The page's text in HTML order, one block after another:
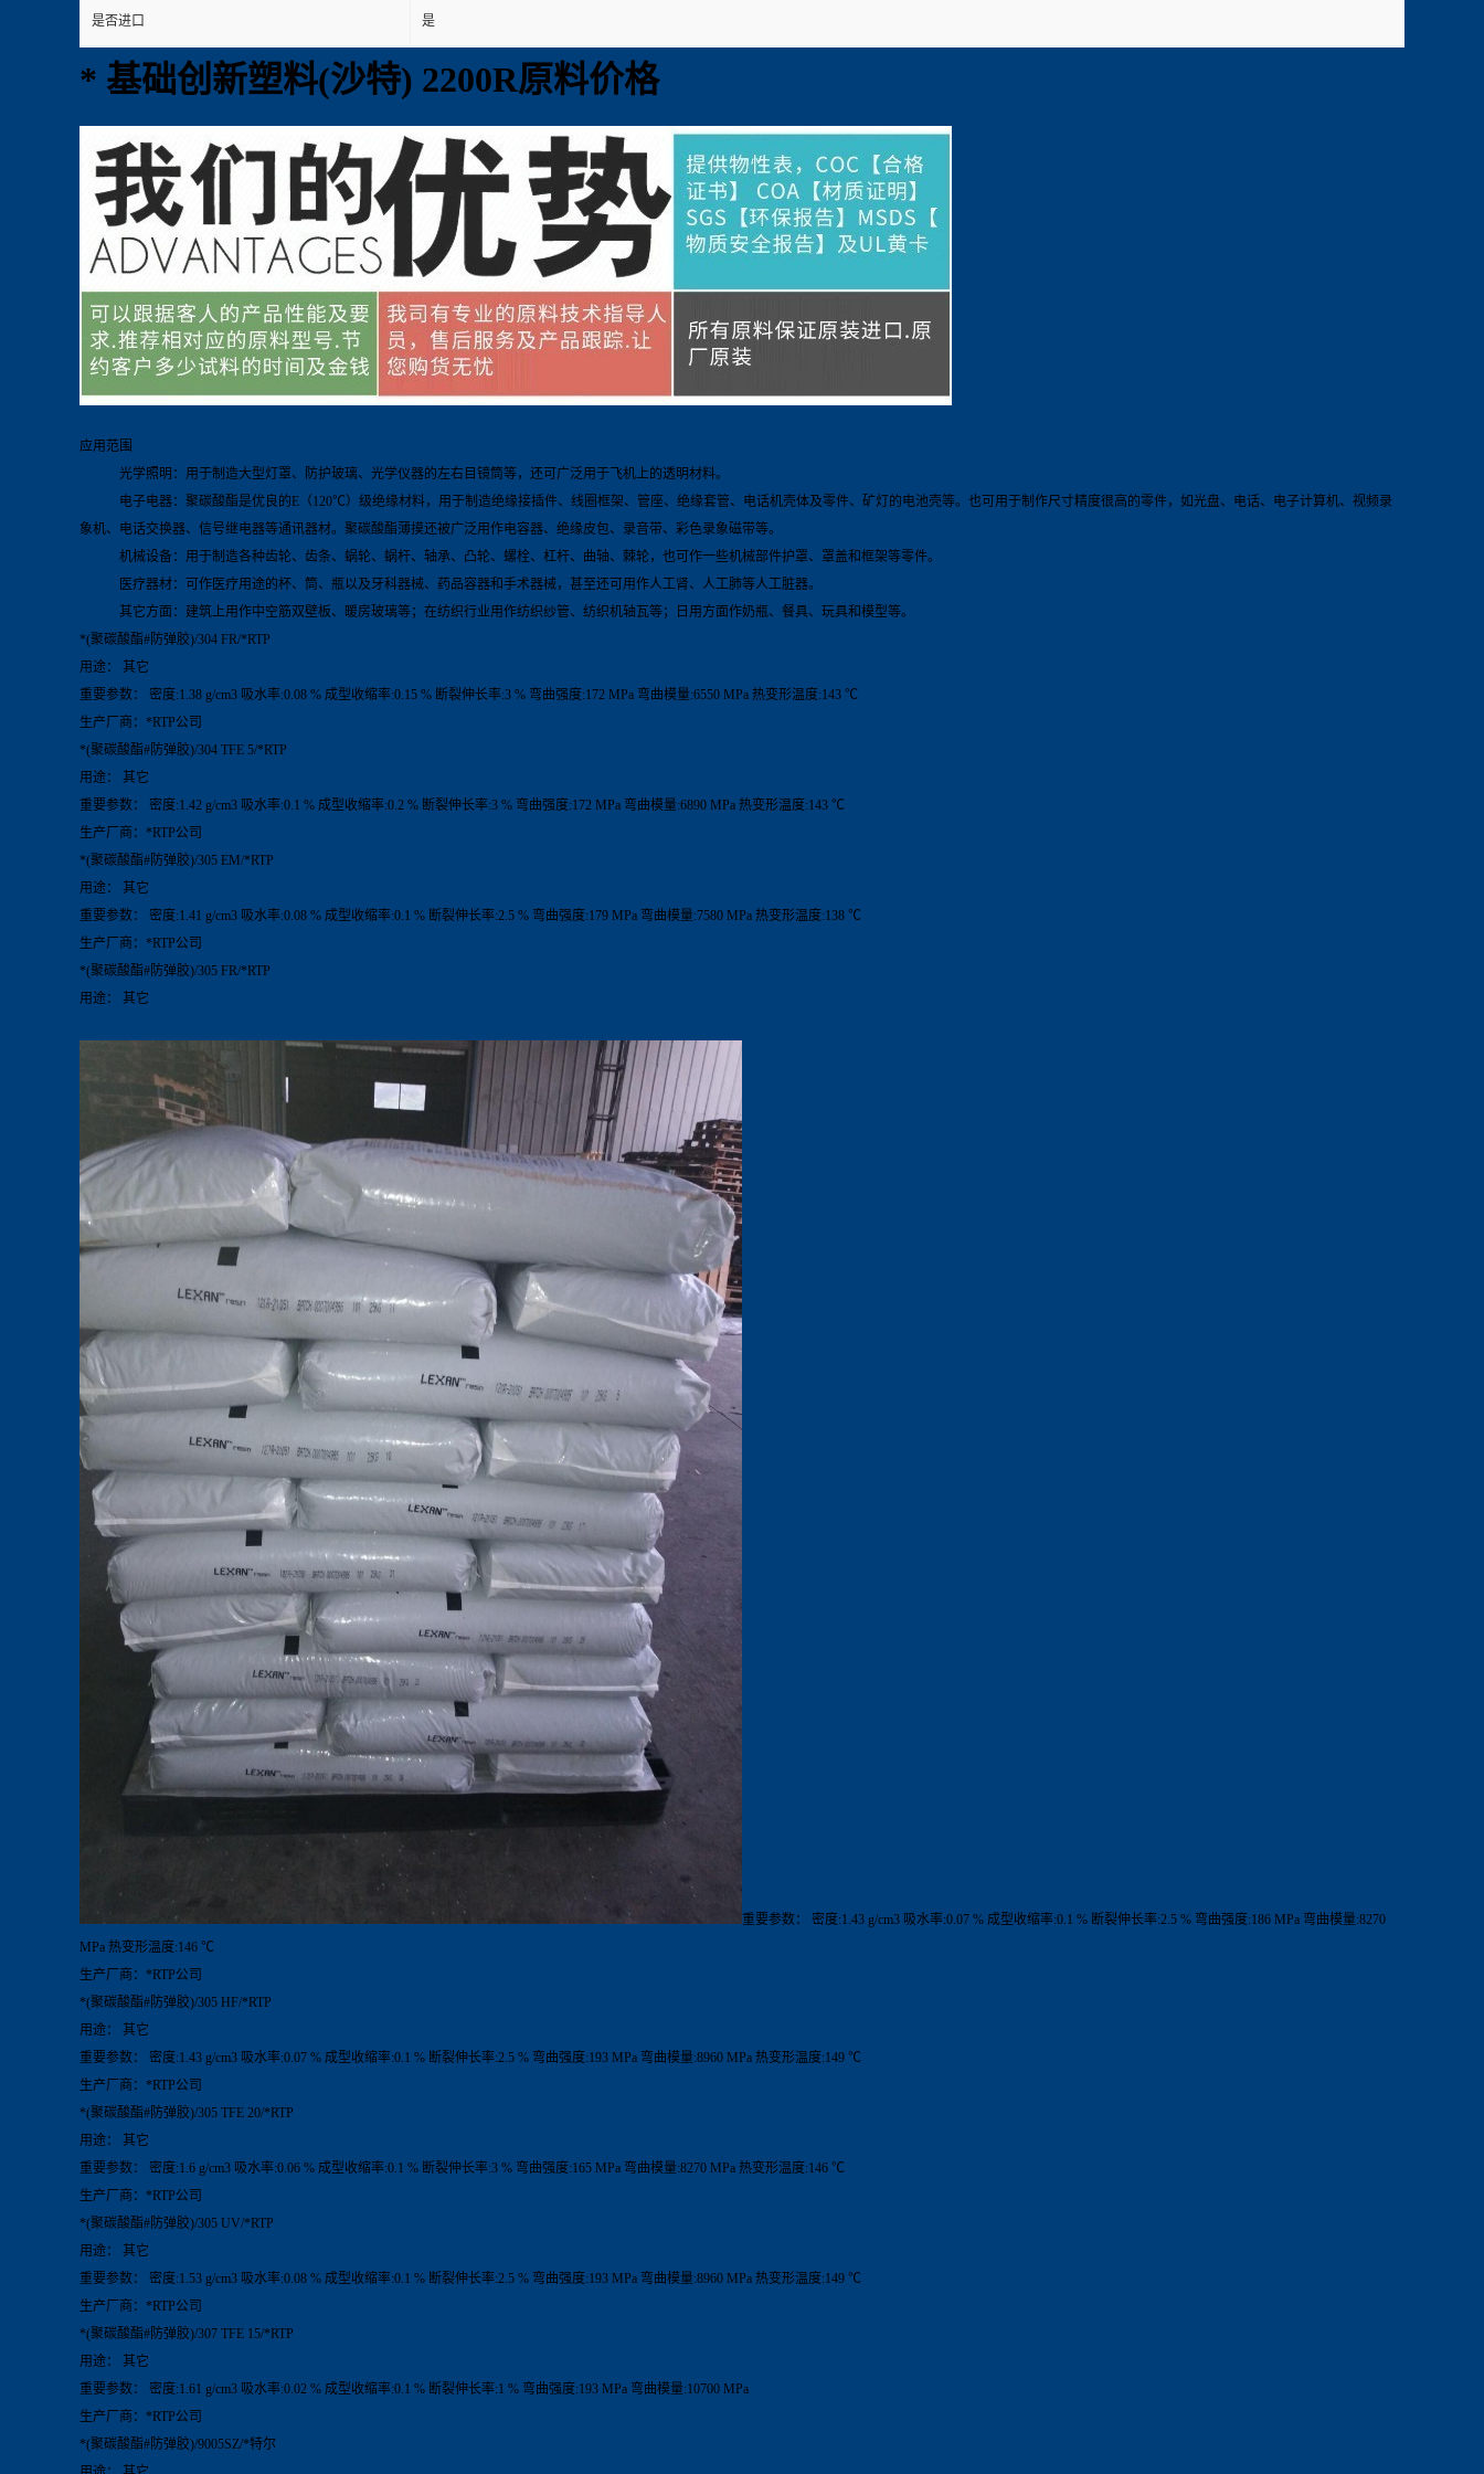
是否进口 是
* 基础创新塑料(沙特) 2200R原料价格
应用范围
光学照明：用于制造大型灯罩、防护玻璃、光学仪器的左右目镜筒等，还可广泛用于飞机上的透明材料。
电子电器：聚碳酸酯是优良的E（120℃）级绝缘材料，用于制造绝缘接插件、线圈框架、管座、绝缘套管、电话机壳体及零件、矿灯的电池壳等。也可用于制作尺寸精度很高的零件，如光盘、电话、电子计算机、视频录
象机、电话交换器、信号继电器等通讯器材。聚碳酸酯薄摸还被广泛用作电容器、绝缘皮包、录音带、彩色录象磁带等。
机械设备：用于制造各种齿轮、齿条、蜗轮、蜗杆、轴承、凸轮、螺栓、杠杆、曲轴、棘轮，也可作一些机械部件护罩、罩盖和框架等零件。
医疗器材：可作医疗用途的杯、筒、瓶以及牙科器械、药品容器和手术器械，甚至还可用作人工肾、人工肺等人工脏器。
其它方面：建筑上用作中空筋双壁板、暖房玻璃等；在纺织行业用作纺织纱管、纺织机轴瓦等；日用方面作奶瓶、餐具、玩具和模型等。
*(聚碳酸酯#防弹胶)/304 FR/*RTP
用途： 其它
重要参数： 密度:1.38 g/cm3 吸水率:0.08 % 成型收缩率:0.15 % 断裂伸长率:3 % 弯曲强度:172 MPa 弯曲模量:6550 MPa 热变形温度:143 ℃
生产厂商：*RTP公司
*(聚碳酸酯#防弹胶)/304 TFE 5/*RTP
用途： 其它
重要参数： 密度:1.42 g/cm3 吸水率:0.1 % 成型收缩率:0.2 % 断裂伸长率:3 % 弯曲强度:172 MPa 弯曲模量:6890 MPa 热变形温度:143 ℃
生产厂商：*RTP公司
*(聚碳酸酯#防弹胶)/305 EM/*RTP
用途： 其它
重要参数： 密度:1.41 g/cm3 吸水率:0.08 % 成型收缩率:0.1 % 断裂伸长率:2.5 % 弯曲强度:179 MPa 弯曲模量:7580 MPa 热变形温度:138 ℃
生产厂商：*RTP公司
*(聚碳酸酯#防弹胶)/305 FR/*RTP
用途： 其它
重要参数： 密度:1.43 g/cm3 吸水率:0.07 % 成型收缩率:0.1 % 断裂伸长率:2.5 % 弯曲强度:186 MPa 弯曲模量:8270
MPa 热变形温度:146 ℃
生产厂商：*RTP公司
*(聚碳酸酯#防弹胶)/305 HF/*RTP
用途： 其它
重要参数： 密度:1.43 g/cm3 吸水率:0.07 % 成型收缩率:0.1 % 断裂伸长率:2.5 % 弯曲强度:193 MPa 弯曲模量:8960 MPa 热变形温度:149 ℃
生产厂商：*RTP公司
*(聚碳酸酯#防弹胶)/305 TFE 20/*RTP
用途： 其它
重要参数： 密度:1.6 g/cm3 吸水率:0.06 % 成型收缩率:0.1 % 断裂伸长率:3 % 弯曲强度:165 MPa 弯曲模量:8270 MPa 热变形温度:146 ℃
生产厂商：*RTP公司
*(聚碳酸酯#防弹胶)/305 UV/*RTP
用途： 其它
重要参数： 密度:1.53 g/cm3 吸水率:0.08 % 成型收缩率:0.1 % 断裂伸长率:2.5 % 弯曲强度:193 MPa 弯曲模量:8960 MPa 热变形温度:149 ℃
生产厂商：*RTP公司
*(聚碳酸酯#防弹胶)/307 TFE 15/*RTP
用途： 其它
重要参数： 密度:1.61 g/cm3 吸水率:0.02 % 成型收缩率:0.1 % 断裂伸长率:1 % 弯曲强度:193 MPa 弯曲模量:10700 MPa
生产厂商：*RTP公司
*(聚碳酸酯#防弹胶)/9005SZ/*特尔